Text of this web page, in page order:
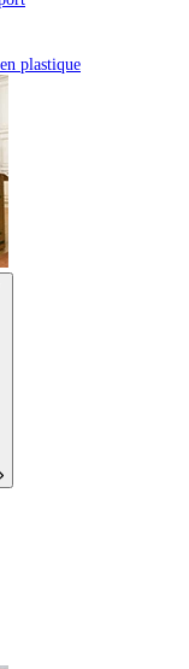
plastique